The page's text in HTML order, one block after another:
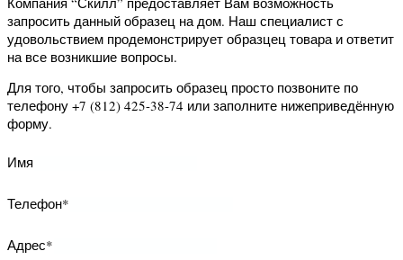
* - поля обязательные для заполнения
Компания “Скилл” предоставляет Вам
возможность запросить данный
удовольствием продемонстрирует
образцец товара и ответит на все